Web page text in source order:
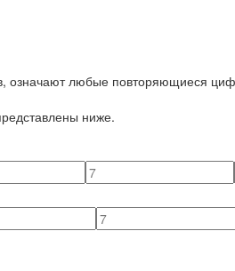
означают любые повторяющиеся
ниже.